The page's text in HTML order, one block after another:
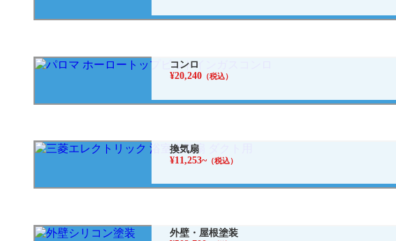
コンロ
¥20,240（税込）
換気扇
¥11,253~（税込）
外壁・屋根塗装